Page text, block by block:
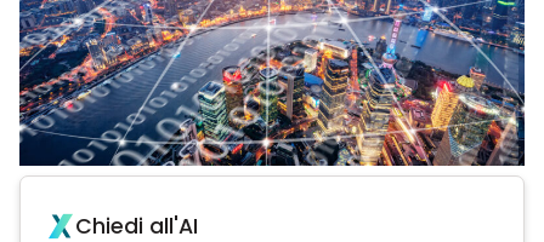
Chiedi all'AI